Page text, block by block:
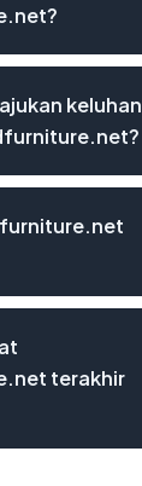
keluhan
terakhir